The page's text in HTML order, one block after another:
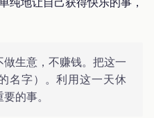
生意，不赚钱。把这一
名字）。利用这一天休
的事。